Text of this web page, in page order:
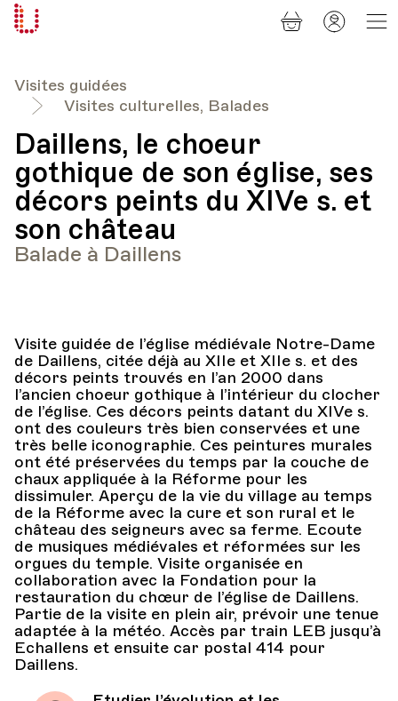
Visites guidées
Visites culturelles, Balades
Daillens, le choeur
gothique de son église, ses
décors peints du XIVe s. et
son château
Balade à Daillens
Visite guidée de l’église médiévale Notre-Dame
de Daillens, citée déjà au XIIe et XIIe s. et des
décors peints trouvés en l’an 2000 dans
l’ancien choeur gothique à l’intérieur du clocher
de l’église. Ces décors peints datant du XIVe s.
ont des couleurs très bien conservées et une
très belle iconographie. Ces peintures murales
ont été préservées du temps par la couche de
chaux appliquée à la Réforme pour les
dissimuler. Aperçu de la vie du village au temps
de la Réforme avec la cure et son rural et le
château des seigneurs avec sa ferme. Ecoute
de musiques médiévales et réformées sur les
orgues du temple. Visite organisée en
collaboration avec la Fondation pour la
restauration du chœur de l’église de Daillens.
Partie de la visite en plein air, prévoir une tenue
adaptée à la météo. Accès par train LEB jusqu’à
Echallens et ensuite car postal 414 pour
Daillens.
Panier
Mon